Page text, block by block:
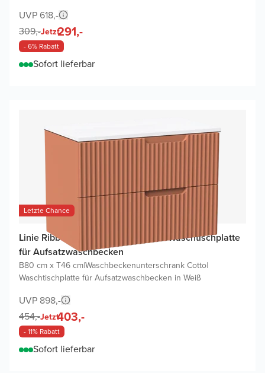
UVP 618,-
309,-Jetzt291,-
- 6% Rabatt
Sofort lieferbar
Letzte Chance
Linie Ribbo Badmöbel Set mit Lado Waschtischplatte
für Aufsatzwaschbecken
B80 cm x T46 cm|Waschbeckenunterschrank Cotto|
Waschtischplatte für Aufsatzwaschbecken in Weiß
UVP 898,-
454,-Jetzt403,-
- 11% Rabatt
Sofort lieferbar